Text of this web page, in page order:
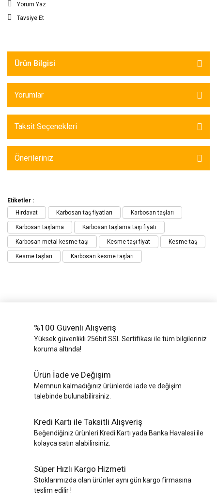
Yorum Yaz
Tavsiye Et
Ürün Bilgisi
Yorumlar
Taksit Seçenekleri
Önerileriniz
Etiketler :
Hırdavat
Karbosan taş fiyatları Karbosan taşları
Karbosan taşlama Karbosan taşlama taşı fiyatı
Karbosan metal kesme taşı Kesme taşı fiyat Kesme taş
Kesme taşları Karbosan kesme taşları
%100 Güvenli Alışveriş
Yüksek güvenlikli 256bit SSL Sertifikası ile tüm bilgileriniz
koruma altında!
Ürün İade ve Değişim
Memnun kalmadığınız ürünlerde iade ve değişim
talebinde bulunabilirsiniz.
Kredi Kartı ile Taksitli Alışveriş
Beğendiğiniz ürünleri Kredi Kartı yada Banka Havalesi ile
kolayca satın alabilirsiniz.
Süper Hızlı Kargo Hizmeti
Stoklarımızda olan ürünler aynı gün kargo firmasına
teslim edilir !